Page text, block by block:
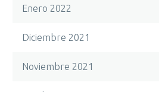
Enero 2022
Diciembre 2021
Noviembre 2021